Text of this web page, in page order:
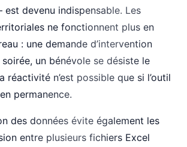
devenu indispensable. Les
ne fonctionnent plus en
: une demande d’intervention
un bénévole se désiste le
réactivité n’est possible que si l’outil
permanence.
des données évite également les
entre plusieurs fichiers Excel